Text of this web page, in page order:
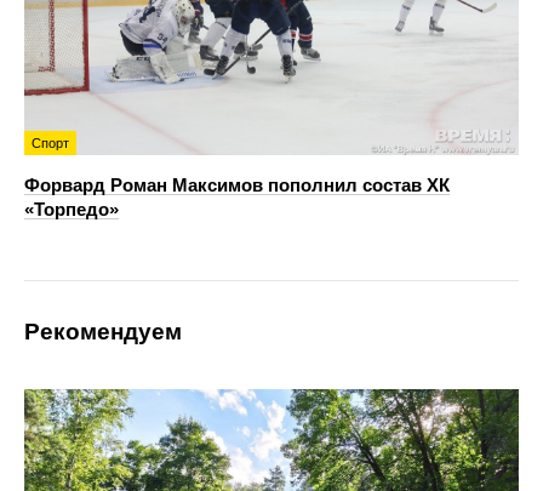
Спорт
Форвард Роман Максимов пополнил состав ХК
«Торпедо»
Рекомендуем